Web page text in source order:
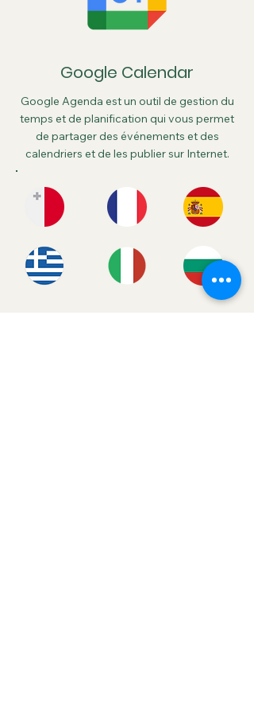
Google Calendar
Google Agenda est un outil de gestion du
temps et de planification qui vous permet
de partager des événements et des
calendriers et de les publier sur Internet.